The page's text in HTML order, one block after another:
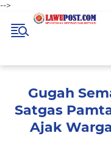
-->
Gugah
Satgas
Ajak